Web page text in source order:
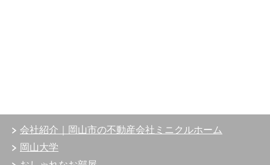
会社紹介｜岡山市の不動産会社ミニクルホーム
岡山大学